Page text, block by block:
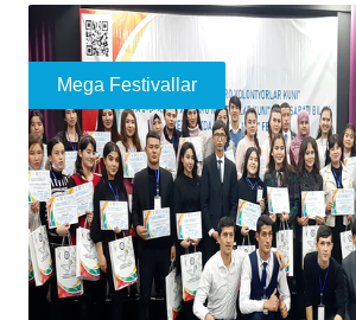
Mega Festivallar